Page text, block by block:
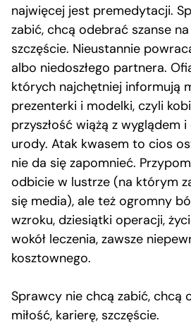
najwięcej jest premedytacji.
zabić, chcą odebrać szanse na
szczęście. Nieustannie
albo niedoszłego partnera.
których najchętniej informują
prezenterki i modelki, czyli
przyszłość wiążą z wyglądem
urody. Atak kwasem to cios
nie da się zapomnieć.
odbicie w lustrze (na którym
się media), ale też ogromny
wzroku, dziesiątki operacji,
wokół leczenia, zawsze
kosztownego.
Sprawcy nie chcą zabić, chcą
miłość, karierę, szczęście.